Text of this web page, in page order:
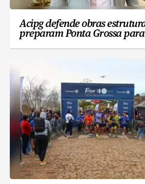
Acipg defende obras
preparam Ponta Grossa